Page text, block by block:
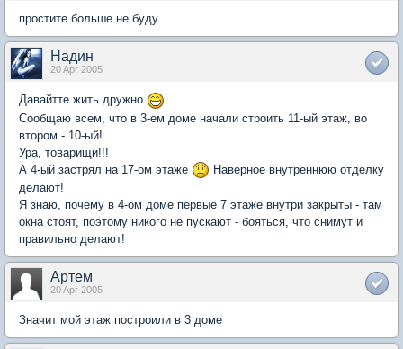
простите больше не буду
Надин
20 Apr 2005
Давайтте жить дружно
Сообщаю всем, что в 3-ем доме начали строить 11-ый этаж, во
втором - 10-ый!
Ура, товарищи!!!
А 4-ый застрял на 17-ом этаже
Наверное внутреннюю отделку
делают!
Я знаю, почему в 4-ом доме первые 7 этаже внутри закрыты - там
окна стоят, поэтому никого не пускают - бояться, что снимут и
правильно делают!
Артем
20 Apr 2005
Значит мой этаж построили в 3 доме